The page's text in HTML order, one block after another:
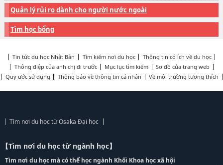
Quản lý rủi ro dành cho người nước ngoài
Tìm học bổng
Tin tức du học Nhật Bản Tìm kiếm nơi du học
Thông tin có ích về du học
Thông điệp của anh chị đi trước
Mục lục tìm kiếm
Sơ đồ của trang web
Quy ước sử dụng
Thông báo về thông tin cá nhân Về môi trường tương thích
Tìm nơi du học từ Osaka Đại học
【Tìm nơi du học từ ngành học】
Tìm nơi du học mà có thể học ngành Khối Khoa học xã hội